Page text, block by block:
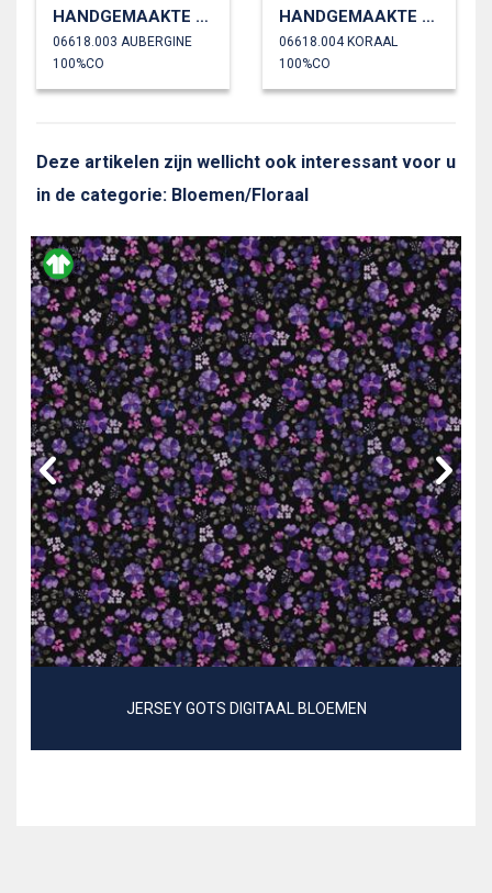
HANDGEMAAKTE BLOKPRINT KATOEN BLOEMEN
06618.003 AUBERGINE
100%CO
HANDGEMAAKTE BLOKPRINT KATOEN BLOEMEN
06618.004 KORAAL
100%CO
Deze artikelen zijn wellicht ook interessant voor u
in de categorie: Bloemen/Floraal
JERSEY GOTS DIGITAAL BLOEMEN